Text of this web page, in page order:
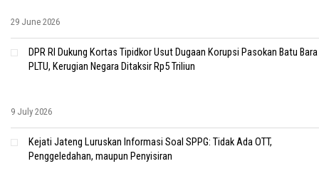
29 June 2026
DPR RI Dukung Kortas Tipidkor Usut Dugaan Korupsi Pasokan Batu Bara
PLTU, Kerugian Negara Ditaksir Rp5 Triliun
9 July 2026
Kejati Jateng Luruskan Informasi Soal SPPG: Tidak Ada OTT,
Penggeledahan, maupun Penyisiran